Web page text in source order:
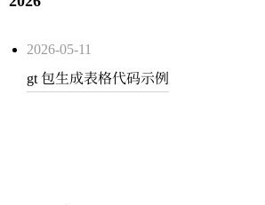
2026-05-11
gt 包生成表格代码示例